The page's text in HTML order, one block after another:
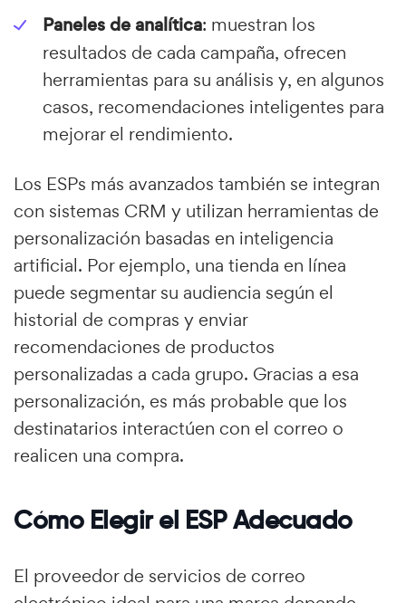
Paneles de analítica: muestran los
resultados de cada campaña, ofrecen
herramientas para su análisis y, en algunos
casos, recomendaciones inteligentes para
mejorar el rendimiento.
Los ESPs más avanzados también se integran
con sistemas CRM y utilizan herramientas de
personalización basadas en inteligencia
artificial. Por ejemplo, una tienda en línea
puede segmentar su audiencia según el
historial de compras y enviar
recomendaciones de productos
personalizadas a cada grupo. Gracias a esa
personalización, es más probable que los
destinatarios interactúen con el correo o
realicen una compra.
Cómo Elegir el ESP Adecuado
El proveedor de servicios de correo